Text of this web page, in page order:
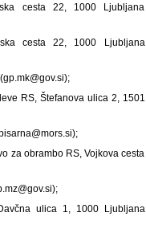
cesta 22, 1000 Ljubljana
cesta 22, 1000 Ljubljana
RS, Štefanova ulica 2, 1501
za obrambo RS, Vojkova cesta
ulica 1, 1000 Ljubljana